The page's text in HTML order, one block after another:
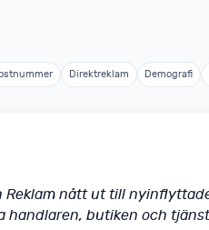
Direktreklam Demografi
Reklam nått ut till
handlaren, butiken och